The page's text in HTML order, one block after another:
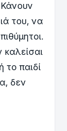
του, να
καλείσαι
το παιδί
δεν